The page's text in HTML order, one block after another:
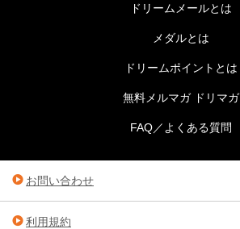
ドリームメールとは
メダルとは
ドリームポイントとは
無料メルマガ ドリマガ
FAQ／よくある質問
お問い合わせ
利用規約